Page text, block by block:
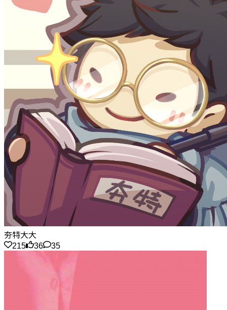
夯特大大
215
36 35